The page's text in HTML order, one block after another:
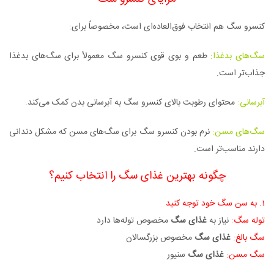
کنسرو سگ هم انتخاب فوق‌العاده‌ای است، مخصوصاً برای:
سگ‌های بدغذا: طعم و بوی قوی کنسرو سگ معمولاً برای سگ‌های بدغذا
جذاب‌تر است.
آبرسانی: محتوای رطوبت بالای کنسرو سگ به آبرسانی بدن کمک می‌کند.
سگ‌های مسن: نرم بودن کنسرو سگ برای سگ‌های مسن که مشکل دندانی
دارند مناسب‌تر است.
چگونه بهترین غذای سگ را انتخاب کنیم؟
1. به سن سگ خود توجه کنید
توله سگ: نیاز بهغذای سگ مخصوص توله‌ها دارد
سگ بالغ: غذای سگ مخصوص بزرگسالان
سگ مسن: غذای سگ سنیور